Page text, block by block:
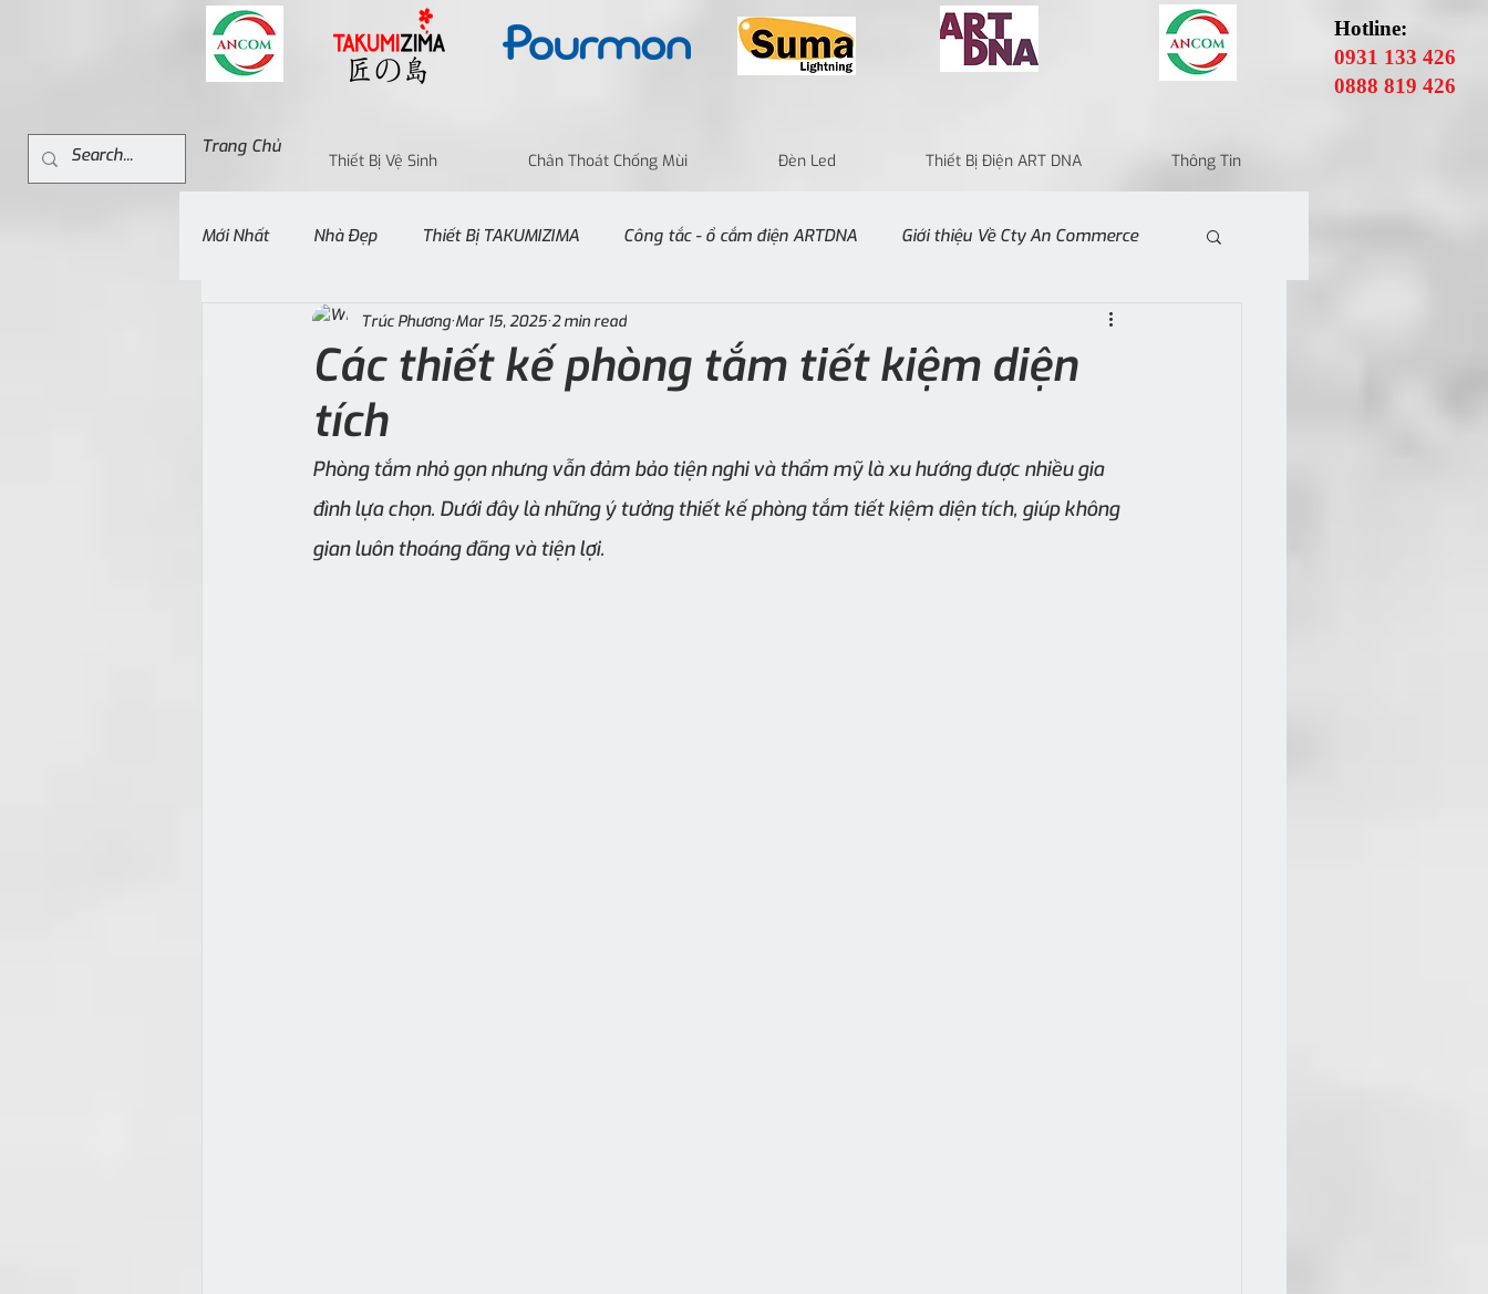
Thiết Bị Vệ Sinh Chân Thoát Chống Mùi Đèn Led Thiết Bị Điện ART DNA Thông Tin
Trang Chủ
Hotline:
0931 133 426
0888 819 426
Mới Nhất Nhà Đẹp Thiết Bị TAKUMIZIMA Công tắc - ổ cắm điện ARTDNA Giới thiệu Về Cty An Commerce
Các thiết kế phòng tắm tiết kiệm diện
tích
Trúc Phương Mar 15, 2025 2 min read
Phòng tắm nhỏ gọn nhưng vẫn đảm bảo tiện nghi và thẩm mỹ là xu hướng được nhiều gia
đình lựa chọn. Dưới đây là những ý tưởng thiết kế phòng tắm tiết kiệm diện tích, giúp không
gian luôn thoáng đãng và tiện lợi.